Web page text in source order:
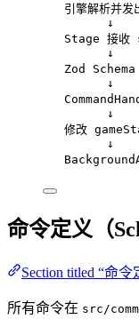
引擎解析并发
↓
Stage 接收
↓
Zod Schema
↓
↓
修改
↓
命令定义（
Section titled “命令
所有命令在 src/